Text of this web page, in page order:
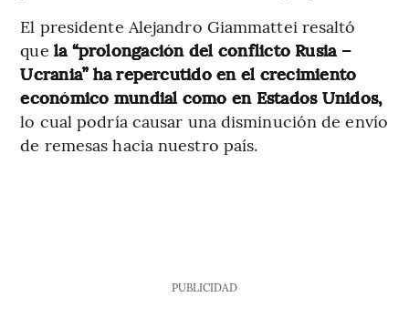
El presidente Alejandro Giammattei resaltó
que la “prolongación del conflicto Rusia –
Ucrania” ha repercutido en el crecimiento
económico mundial como en Estados Unidos,
lo cual podría causar una disminución de envío
de remesas hacia nuestro país.
PUBLICIDAD